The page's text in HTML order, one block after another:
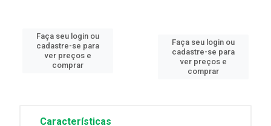
Faça seu login ou
cadastre-se para
ver preços e
comprar
Faça seu login ou
cadastre-se para
ver preços e
comprar
Características